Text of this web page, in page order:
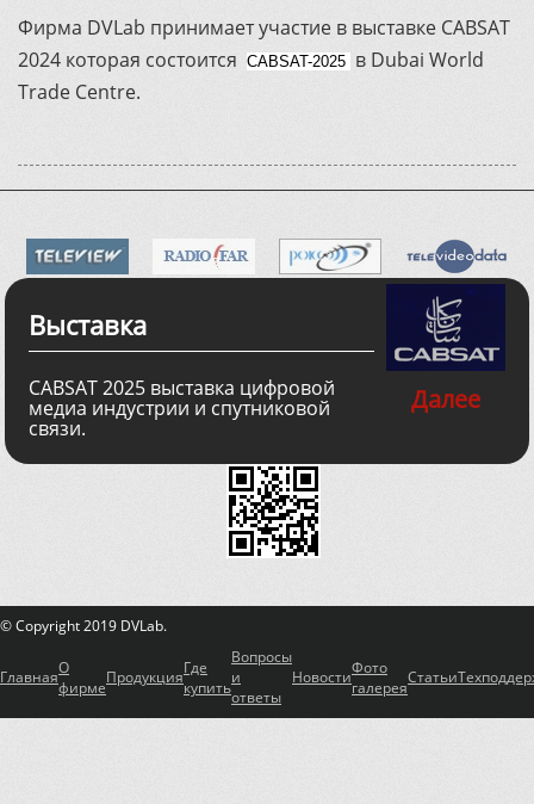
Фирма DVLab принимает участие в выставке CABSAT
2024 которая состоится CABSAT-2025 в Dubai World
Trade Centre.
Выставка
CABSAT 2025 выставка цифровой
медиа индустрии и спутниковой
связи.
Далее
© Copyright 2019 DVLab.
ГлавнаяО
фирмеПродукцияГде
купить
Вопросы
и
ответы
НовостиФото
галереяСтатьи